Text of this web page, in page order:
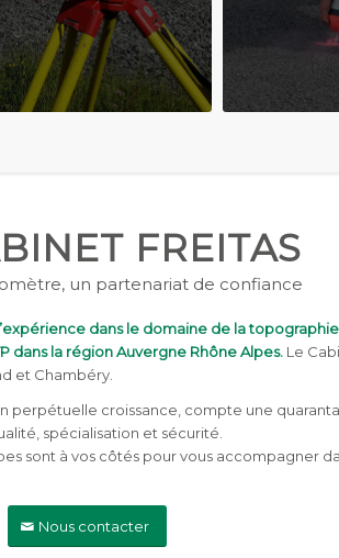
FREITAS
un partenariat de confiance
dans le domaine de la
dans la région Auvergne Rhône Alpes. Le
et Chambéry.
perpétuelle croissance, compte une
spécialisation et sécurité.
sont à vos côtés pour vous accompagner
Nous contacter